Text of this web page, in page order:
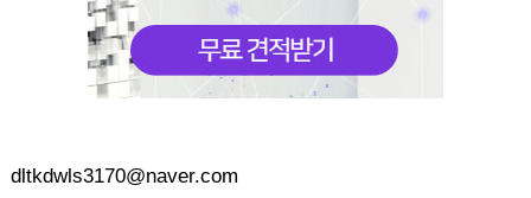
dltkdwls3170@naver.com